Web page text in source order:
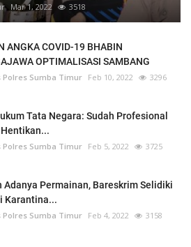
Mar 1, 2022 3518
ANGKA COVID-19 BHABIN
OPTIMALISASI SAMBANG
Polres Sumba Timur Feb 10, 2022 3296
Tata Negara: Sudah Profesional
Polres Sumba Timur Feb 5, 2022 3725
Adanya Permainan, Bareskrim Selidiki
Karantina...
Polres Sumba Timur Feb 4, 2022 3158